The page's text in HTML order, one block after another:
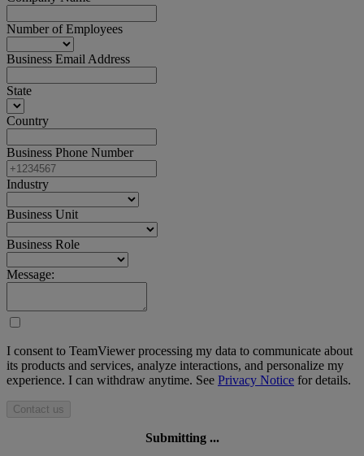
Number of Employees
Business Email Address
State
Country
Business Phone Number
Industry
Business Unit
Business Role
Message:
I consent to TeamViewer processing my data to communicate about
its products and services, analyze interactions, and personalize my
experience. I can withdraw anytime. See Privacy Notice for details.
Contact us
Submitting ...